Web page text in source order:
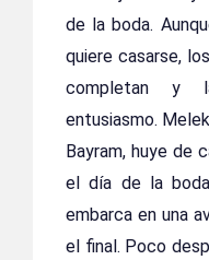
de la boda.
quiere casarse,
completan y
entusiasmo.
Bayram, huye de
el día de la
embarca en una
el final. Poco